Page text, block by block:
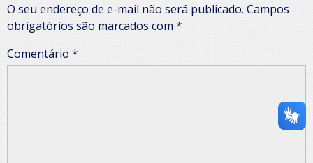
O seu endereço de e-mail não será publicado. Campos
obrigatórios são marcados com *
Comentário *